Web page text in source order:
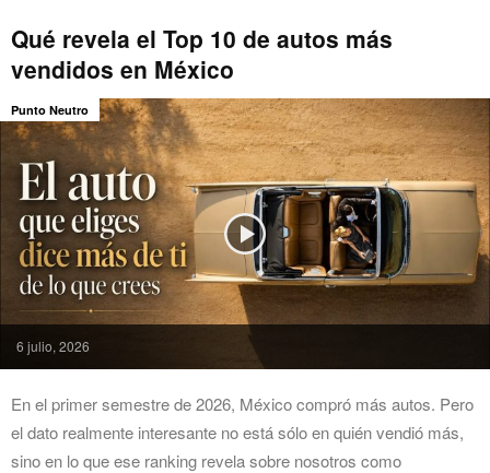
Qué revela el Top 10 de autos más
vendidos en México
6 julio, 2026
Punto Neutro
En el primer semestre de 2026, México compró más autos. Pero
el dato realmente interesante no está sólo en quién vendió más,
sino en lo que ese ranking revela sobre nosotros como